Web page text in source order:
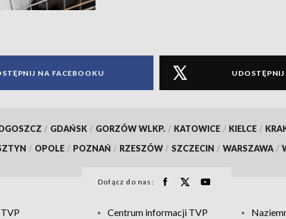
NA FACEBOOKU
/ GDAŃSK / GORZÓW WLKP. / KATOWICE / KIELCE /
/ OPOLE / POZNAŃ / RZESZÓW / SZCZECIN / WARSZAWA /
Dołącz do nas:
Centrum informacji TVP